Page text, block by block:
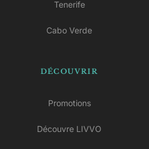
Tenerife
Cabo Verde
DÉCOUVRIR
Promotions
Découvre LIVVO